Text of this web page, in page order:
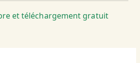
et téléchargement gratuit